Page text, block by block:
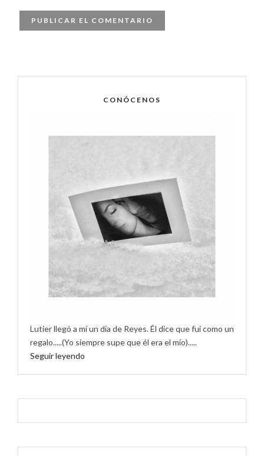
CONÓCENOS
Lutier llegó a mí un día de Reyes. Él dice que fui como un
regalo.....(Yo siempre supe que él era el mío).....
Seguir leyendo